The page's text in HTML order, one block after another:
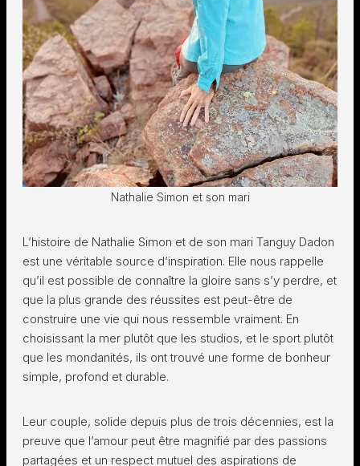
Nathalie Simon et son mari
L’histoire de Nathalie Simon et de son mari Tanguy Dadon
est une véritable source d’inspiration. Elle nous rappelle
qu’il est possible de connaître la gloire sans s’y perdre, et
que la plus grande des réussites est peut-être de
construire une vie qui nous ressemble vraiment. En
choisissant la mer plutôt que les studios, et le sport plutôt
que les mondanités, ils ont trouvé une forme de bonheur
simple, profond et durable.
Leur couple, solide depuis plus de trois décennies, est la
preuve que l’amour peut être magnifié par des passions
partagées et un respect mutuel des aspirations de